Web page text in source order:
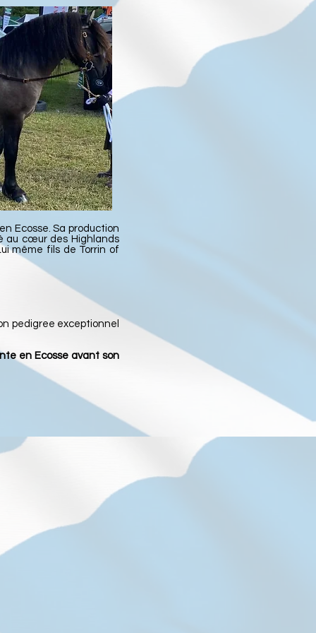
Ecosse. Sa production
au cœur des Highlands
même fils de Torrin of
pedigree exceptionnel
en Ecosse avant son